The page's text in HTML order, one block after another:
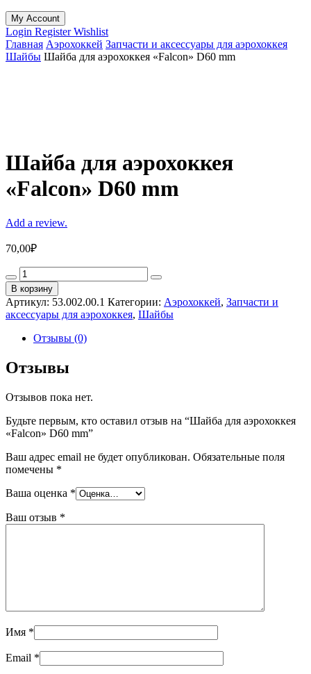
My Account
Login RegisterWishlist
Главная Аэрохоккей Запчасти и аксессуары для аэрохоккея
Шайбы Шайба для аэрохоккея «Falcon» D60 mm
Шайба для аэрохоккея
«Falcon» D60 mm
Add a review.
70,00₽
Шайба
для
аэрохоккея
«Falcon»
D60
mm
quantity
В корзину
Артикул: 53.002.00.1 Категории: Аэрохоккей, Запчасти и
аксессуары для аэрохоккея, Шайбы
Отзывы (0)
Отзывы
Отзывов пока нет.
Будьте первым, кто оставил отзыв на “Шайба для аэрохоккея
«Falcon» D60 mm”
Ваш адрес email не будет опубликован. Обязательные поля
помечены *
Ваша оценка *
Ваш отзыв *
Имя *
Email *